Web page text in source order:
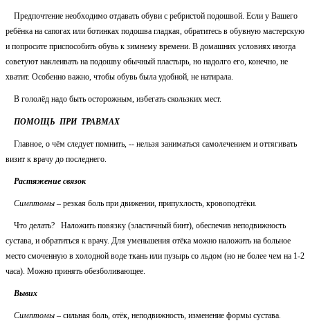
Предпочтение необходимо отдавать обуви с ребристой подошвой. Если у Вашего
ребёнка на сапогах или ботинках подошва гладкая, обратитесь в обувную мастерскую
и попросите приспособить обувь к зимнему времени. В домашних условиях иногда
советуют наклеивать на подошву обычный пластырь, но надолго его, конечно, не
хватит. Особенно важно, чтобы обувь была удобной, не натирала.
В гололёд надо быть осторожным, избегать скользких мест.
ПОМОЩЬ ПРИ ТРАВМАХ
Главное, о чём следует помнить, -- нельзя заниматься самолечением и оттягивать
визит к врачу до последнего.
Растяжение связок
Симптомы – резкая боль при движении, припухлость, кровоподтёки.
Что делать? Наложить повязку (эластичный бинт), обеспечив неподвижность
сустава, и обратиться к врачу. Для уменьшения отёка можно наложить на больное
место смоченную в холодной воде ткань или пузырь со льдом (но не более чем на 1-2
часа). Можно принять обезболивающее.
Вывих
Симптомы – сильная боль, отёк, неподвижность, изменение формы сустава.